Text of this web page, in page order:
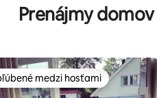
Prenájmy
medzi hosťami
medzi hosťami